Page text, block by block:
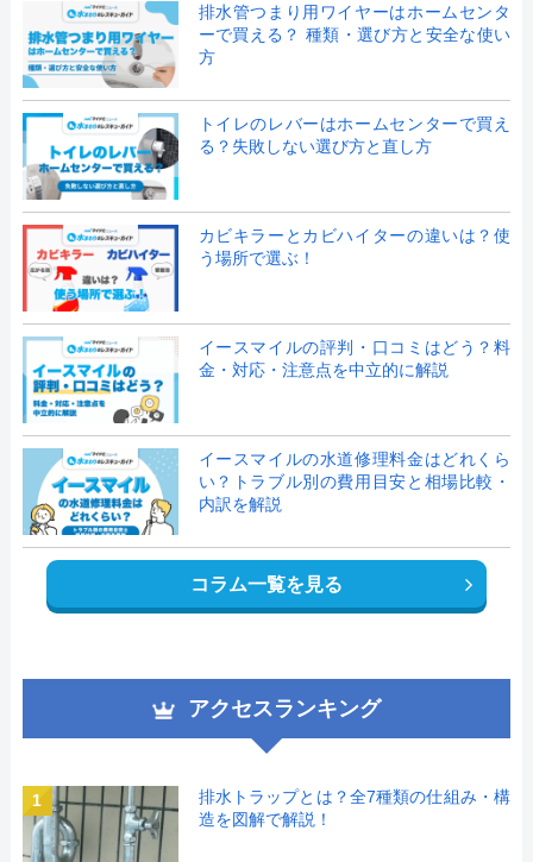
排水管つまり用ワイヤーはホームセンタ
ーで買える？ 種類・選び方と安全な使い
方
トイレのレバーはホームセンターで買え
る？失敗しない選び方と直し方
カビキラーとカビハイターの違いは？使
う場所で選ぶ！
イースマイルの評判・口コミはどう？料
金・対応・注意点を中立的に解説
イースマイルの水道修理料金はどれくら
い？トラブル別の費用目安と相場比較・
内訳を解説
コラム一覧を見る
アクセスランキング
1
排水トラップとは？全7種類の仕組み・構
造を図解で解説！